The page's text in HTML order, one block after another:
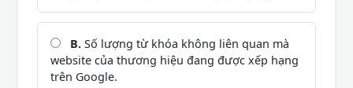
B. Số lượng từ khóa không liên quan mà
website của thương hiệu đang được xếp hạng
trên Google.